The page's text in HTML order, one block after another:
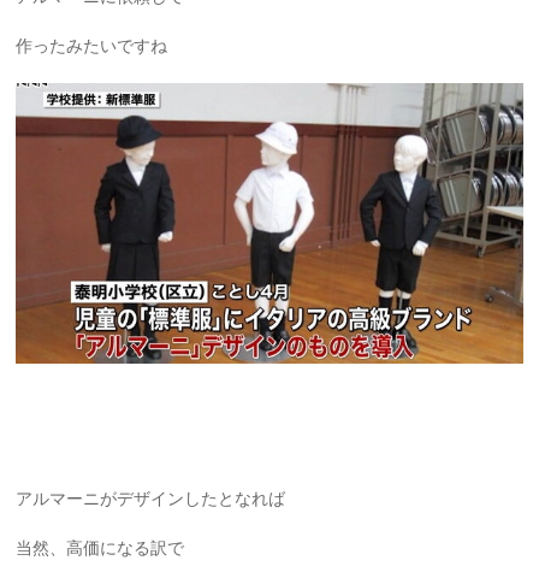
作ったみたいですね
アルマーニがデザインしたとなれば
当然、高価になる訳で